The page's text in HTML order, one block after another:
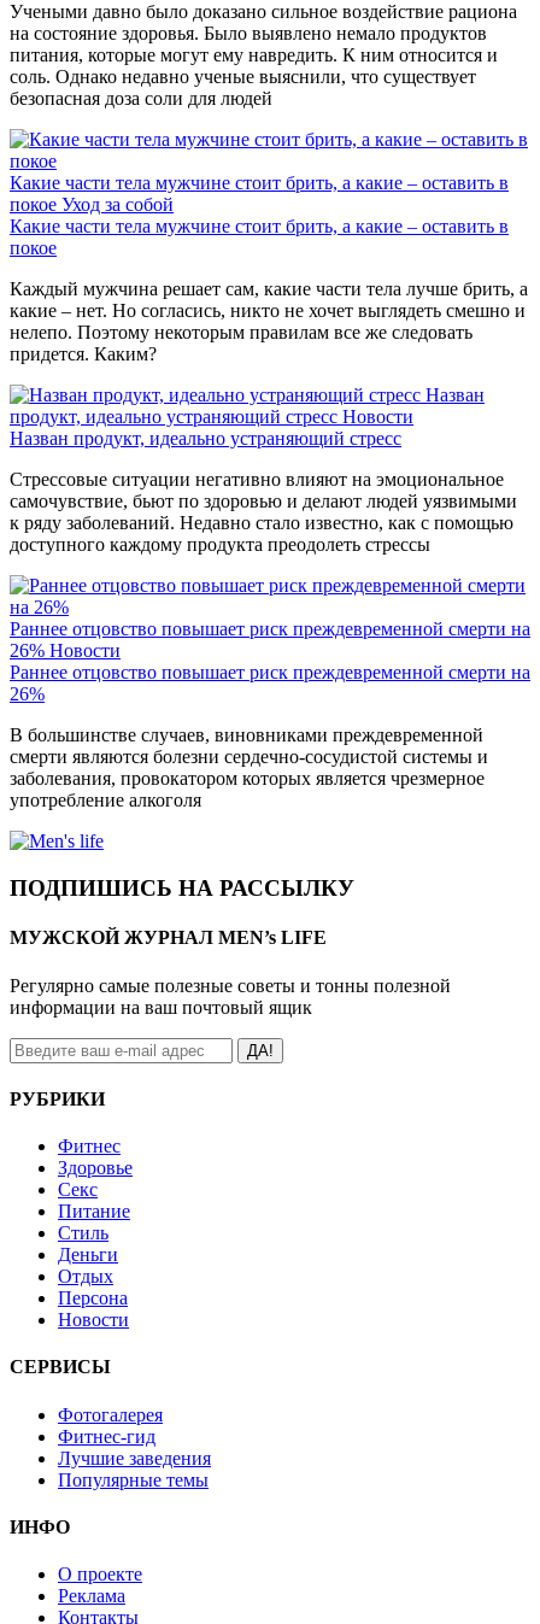
Учеными давно было доказано сильное воздействие рациона
на состояние здоровья. Было выявлено немало продуктов
питания, которые могут ему навредить. К ним относится и
соль. Однако недавно ученые выяснили, что существует
безопасная доза соли для людей
Какие части тела мужчине стоит брить, а какие – оставить в
покое Уход за собой
Какие части тела мужчине стоит брить, а какие – оставить в
покое
Каждый мужчина решает сам, какие части тела лучше брить, а
какие – нет. Но согласись, никто не хочет выглядеть смешно и
нелепо. Поэтому некоторым правилам все же следовать
придется. Каким?
Назван
продукт, идеально устраняющий стресс Новости
Назван продукт, идеально устраняющий стресс
Стрессовые ситуации негативно влияют на эмоциональное
самочувствие, бьют по здоровью и делают людей уязвимыми
к ряду заболеваний. Недавно стало известно, как с помощью
доступного каждому продукта преодолеть стрессы
Раннее отцовство повышает риск преждевременной смерти на
26% Новости
Раннее отцовство повышает риск преждевременной смерти на
26%
В большинстве случаев, виновниками преждевременной
смерти являются болезни сердечно-сосудистой системы и
заболевания, провокатором которых является чрезмерное
употребление алкоголя
ПОДПИШИСЬ НА РАССЫЛКУ
МУЖСКОЙ ЖУРНАЛ MEN’s LIFE
Регулярно самые полезные советы и тонны полезной
информации на ваш почтовый ящик
ДА!
РУБРИКИ
Фитнес
Здоровье
Секс
Питание
Стиль
Деньги
Отдых
Персона
Новости
СЕРВИСЫ
Фотогалерея
Фитнес-гид
Лучшие заведения
Популярные темы
ИНФО
О проекте
Реклама
Контакты